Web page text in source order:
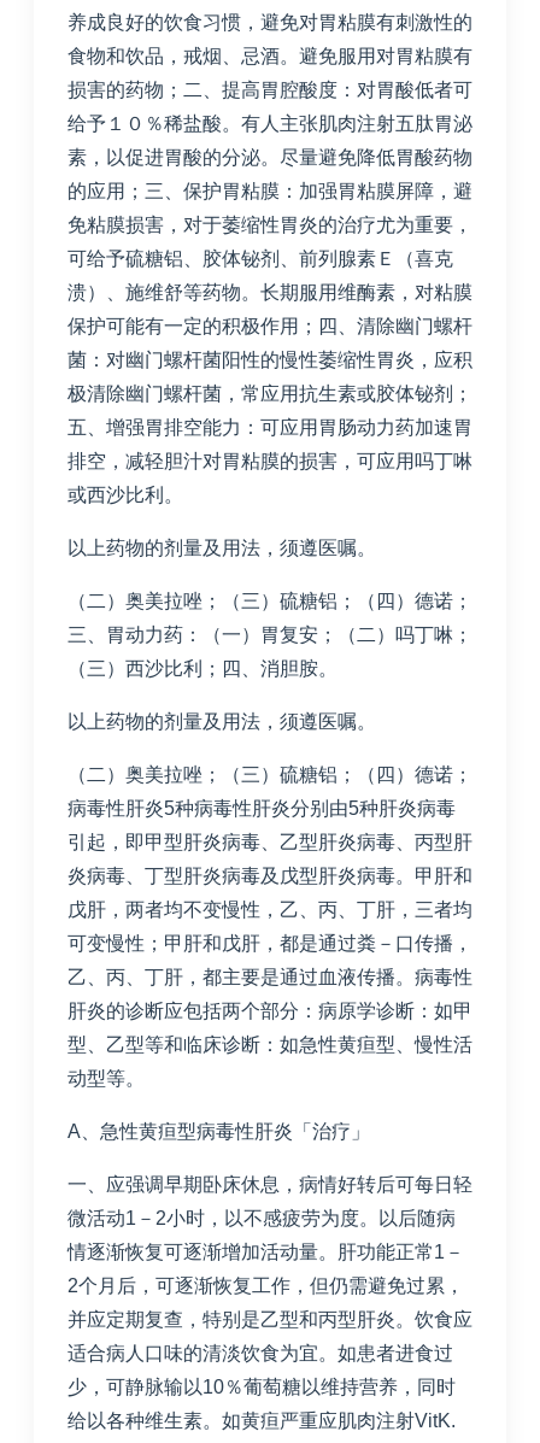
养成良好的饮食习惯，避免对胃粘膜有刺激性的
食物和饮品，戒烟、忌酒。避免服用对胃粘膜有
损害的药物；二、提高胃腔酸度：对胃酸低者可
给予１０％稀盐酸。有人主张肌肉注射五肽胃泌
素，以促进胃酸的分泌。尽量避免降低胃酸药物
的应用；三、保护胃粘膜：加强胃粘膜屏障，避
免粘膜损害，对于萎缩性胃炎的治疗尤为重要，
可给予硫糖铝、胶体铋剂、前列腺素Ｅ（喜克
溃）、施维舒等药物。长期服用维酶素，对粘膜
保护可能有一定的积极作用；四、清除幽门螺杆
菌：对幽门螺杆菌阳性的慢性萎缩性胃炎，应积
极清除幽门螺杆菌，常应用抗生素或胶体铋剂；
五、增强胃排空能力：可应用胃肠动力药加速胃
排空，减轻胆汁对胃粘膜的损害，可应用吗丁啉
或西沙比利。
以上药物的剂量及用法，须遵医嘱。
（二）奥美拉唑；（三）硫糖铝；（四）德诺；
三、胃动力药：（一）胃复安；（二）吗丁啉；
（三）西沙比利；四、消胆胺。
以上药物的剂量及用法，须遵医嘱。
（二）奥美拉唑；（三）硫糖铝；（四）德诺；
病毒性肝炎5种病毒性肝炎分别由5种肝炎病毒
引起，即甲型肝炎病毒、乙型肝炎病毒、丙型肝
炎病毒、丁型肝炎病毒及戊型肝炎病毒。甲肝和
戊肝，两者均不变慢性，乙、丙、丁肝，三者均
可变慢性；甲肝和戊肝，都是通过粪－口传播，
乙、丙、丁肝，都主要是通过血液传播。病毒性
肝炎的诊断应包括两个部分：病原学诊断：如甲
型、乙型等和临床诊断：如急性黄疸型、慢性活
动型等。
A、急性黄疸型病毒性肝炎「治疗」
一、应强调早期卧床休息，病情好转后可每日轻
微活动1－2小时，以不感疲劳为度。以后随病
情逐渐恢复可逐渐增加活动量。肝功能正常1－
2个月后，可逐渐恢复工作，但仍需避免过累，
并应定期复查，特别是乙型和丙型肝炎。饮食应
适合病人口味的清淡饮食为宜。如患者进食过
少，可静脉输以10％葡萄糖以维持营养，同时
给以各种维生素。如黄疸严重应肌肉注射VitK.